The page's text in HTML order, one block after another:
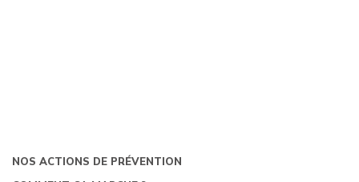
NOS ACTIONS DE PRÉVENTION